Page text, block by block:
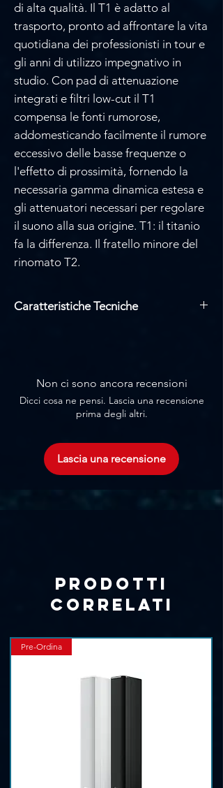
di alta qualità. Il T1 è adatto al
trasporto, pronto ad affrontare la vita
quotidiana dei professionisti in tour e
gli anni di utilizzo impegnativo in
studio. Con pad di attenuazione
integrati e filtri low-cut il T1
compensa le fonti rumorose,
addomesticando facilmente il rumore
eccessivo delle basse frequenze o
l'effetto di prossimità, fornendo la
necessaria gamma dinamica estesa e
gli attenuatori necessari per regolare
il suono alla sua origine. T1: il titanio
fa la differenza. Il fratello minore del
rinomato T2.
Caratteristiche Tecniche
Livello di rumore equivalente: 9 dB(A)
SPL massimo allo 0,5% THD:
137/147/157 dB SPL (attenuatore
Filtro taglia basso: commutabile a 40 /
80 Hz (6 dB/oct)
Richiede alimentazione phantom a 48
Non ci sono ancora recensioni
Dicci cosa ne pensi. Lascia una recensione
prima degli altri.
Lascia una recensione
Prodotti
correlati
Pre-Ordina